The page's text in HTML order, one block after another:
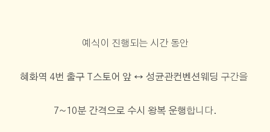
예식이 진행되는 시간 동안
혜화역 4번 출구 T스토어 앞 ↔ 성균관컨벤션웨딩 구간을
7~10분 간격으로 수시 왕복 운행합니다.